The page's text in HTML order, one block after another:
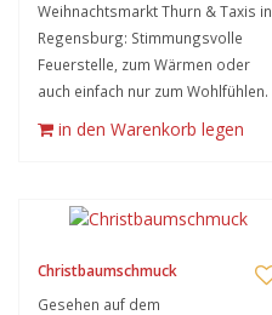
Weihnachtsmarkt Thurn & Taxis in
Regensburg: Stimmungsvolle
Feuerstelle, zum Wärmen oder
auch einfach nur zum Wohlfühlen.
in den Warenkorb legen
Christbaumschmuck
Gesehen auf dem